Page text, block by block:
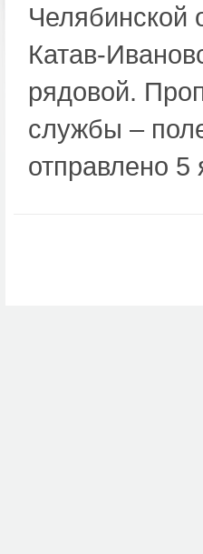
Челябинской
Катав-
рядовой.
службы –
отправлено 5